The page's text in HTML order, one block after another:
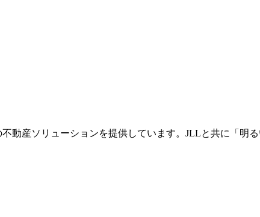
動産ソリューションを提供しています。JLLと共に「明る